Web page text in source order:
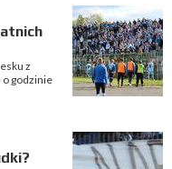
z
godzinie